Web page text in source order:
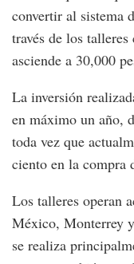
convertir al sistema
través de los
asciende a 30,000
La inversión
en máximo un año,
toda vez que
ciento en la compra
Los talleres operan
México, Monterrey
se realiza